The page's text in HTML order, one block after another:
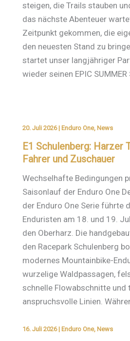
steigen, die Trails stauben
das nächste Abenteuer
Zeitpunkt gekommen, die
den neuesten Stand zu
startet unser langjähriger
wieder seinen EPIC SUMMER
20. Juli 2026| Enduro One, News
E1 Schulenberg: Harzer
Fahrer und Zuschauer
Wechselhafte Bedingungen
Saisonlauf der Enduro One
der Enduro One Serie führte
Enduristen am 18. und 19.
den Oberharz. Die
den Racepark Schulenberg
modernes Mountainbike-
wurzelige Waldpassagen,
schnelle Flowabschnitte und
anspruchsvolle Linien.
16. Juli 2026 | Enduro One, News